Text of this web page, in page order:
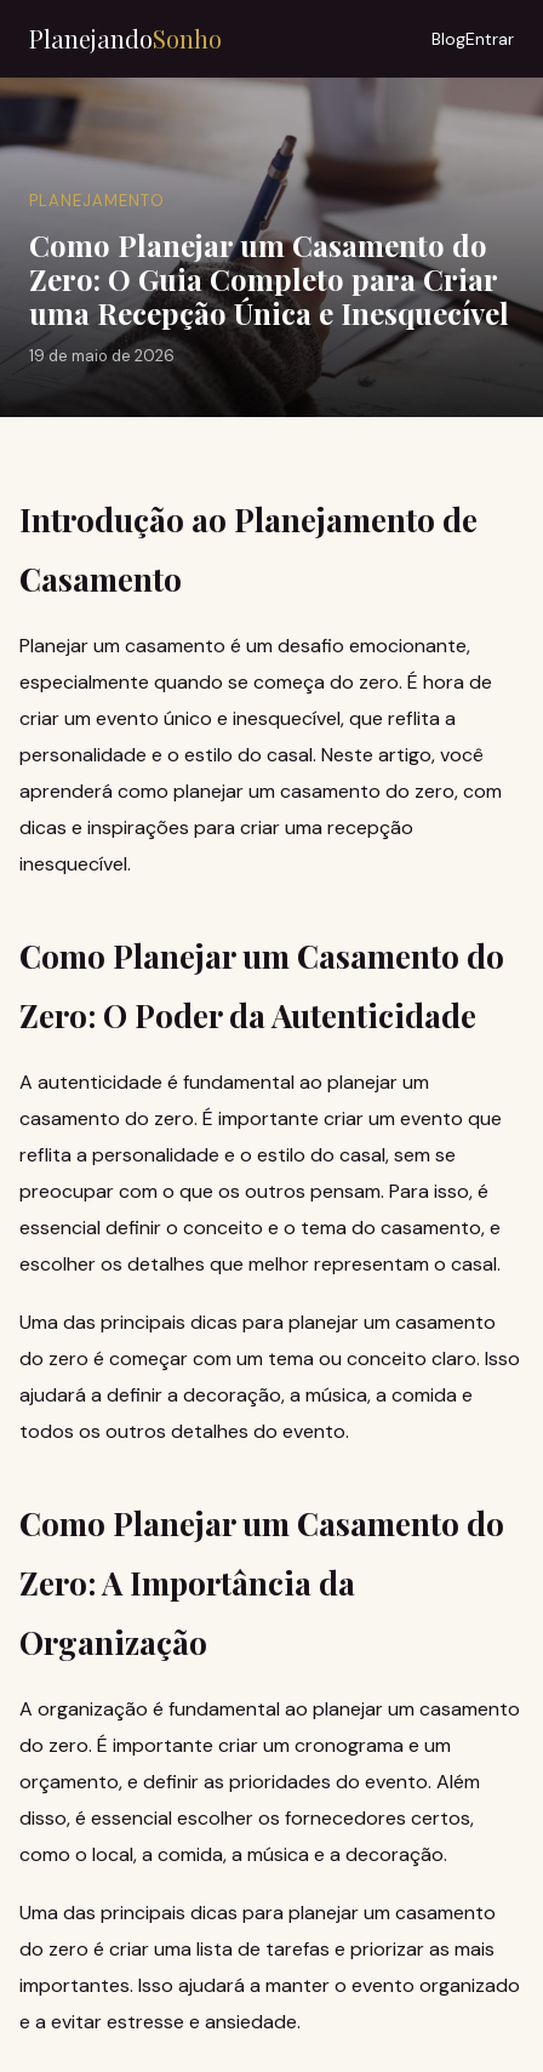
PlanejandoSonho BlogEntrar
PLANEJAMENTO
Como Planejar um Casamento do
Zero: O Guia Completo para Criar
uma Recepção Única e Inesquecível
19 de maio de 2026
Introdução ao Planejamento de
Casamento
Planejar um casamento é um desafio emocionante,
especialmente quando se começa do zero. É hora de
criar um evento único e inesquecível, que reflita a
personalidade e o estilo do casal. Neste artigo, você
aprenderá como planejar um casamento do zero, com
dicas e inspirações para criar uma recepção
inesquecível.
Como Planejar um Casamento do
Zero: O Poder da Autenticidade
A autenticidade é fundamental ao planejar um
casamento do zero. É importante criar um evento que
reflita a personalidade e o estilo do casal, sem se
preocupar com o que os outros pensam. Para isso, é
essencial definir o conceito e o tema do casamento, e
escolher os detalhes que melhor representam o casal.
Uma das principais dicas para planejar um casamento
do zero é começar com um tema ou conceito claro. Isso
ajudará a definir a decoração, a música, a comida e
todos os outros detalhes do evento.
Como Planejar um Casamento do
Zero: A Importância da
Organização
A organização é fundamental ao planejar um casamento
do zero. É importante criar um cronograma e um
orçamento, e definir as prioridades do evento. Além
disso, é essencial escolher os fornecedores certos,
como o local, a comida, a música e a decoração.
Uma das principais dicas para planejar um casamento
do zero é criar uma lista de tarefas e priorizar as mais
importantes. Isso ajudará a manter o evento organizado
e a evitar estresse e ansiedade.